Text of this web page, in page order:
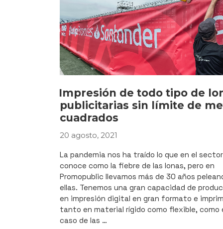
Estadio
del
Mundo
en
2021»
Impresión de todo tipo de
publicitarias sin límite de
cuadrados
PUBLICADO
20 agosto, 2021
La pandemia nos ha traído lo que en el
conoce como la fiebre de las lonas, pero en
Promopublic llevamos más de 30 años
ellas. Tenemos una gran capacidad de
en impresión digital en gran formato e
tanto en material rígido como flexible, como
caso de las …